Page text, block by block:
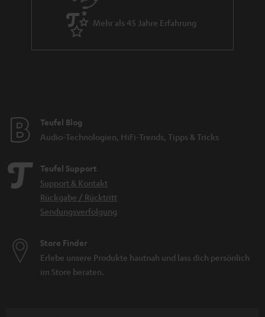
Mehr als 45 Jahre Erfahrung
Teufel Blog
Audio-Technologien, HiFi-Trends, Tipps & Tricks
Teufel Support
Support & Kontakt
Rückgabe / Rücktritt
Sendungsverfolgung
Store Finder
Erlebe unsere Produkte hautnah und lass dich persönlich
im Store beraten.